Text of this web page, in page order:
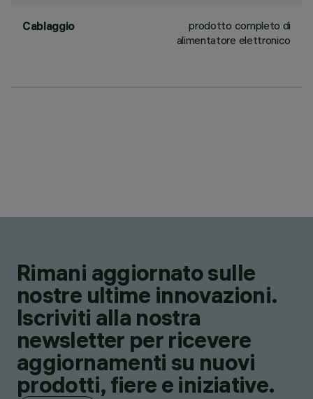
Cablaggio
prodotto completo di
alimentatore elettronico
Rimani aggiornato sulle
nostre ultime innovazioni.
Iscriviti alla nostra
newsletter per ricevere
aggiornamenti su nuovi
prodotti, fiere e iniziative.